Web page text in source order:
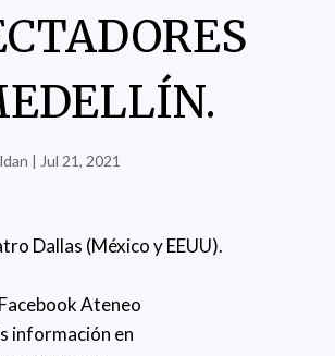
| Jul 21, 2021
Dallas (México y EEUU).
Ateneo
información en